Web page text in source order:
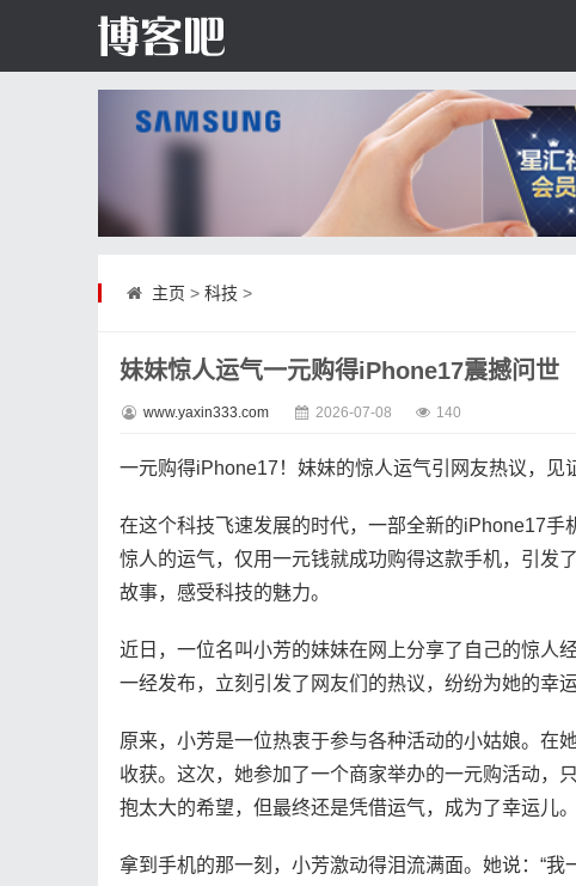
主页 > 科技 >
妹妹惊人运气一元购得iPhone17震撼问世
www.yaxin333.com 2026-07-08 140
一元购得iPhone17！妹妹的惊人运气引网友热议，见
在这个科技飞速发展的时代，一部全新的iPhone17
惊人的运气，仅用一元钱就成功购得这款手机，引发
故事，感受科技的魅力。
近日，一位名叫小芳的妹妹在网上分享了自己的惊人
一经发布，立刻引发了网友们的热议，纷纷为她的幸运
原来，小芳是一位热衷于参与各种活动的小姑娘。在
收获。这次，她参加了一个商家举办的一元购活动，
抱太大的希望，但最终还是凭借运气，成为了幸运儿。
拿到手机的那一刻，小芳激动得泪流满面。她说：“